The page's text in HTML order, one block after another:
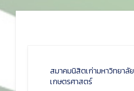
สมาคมนิสิตเก่ามหาวิทยาลัย
เกษตรศาสตร์